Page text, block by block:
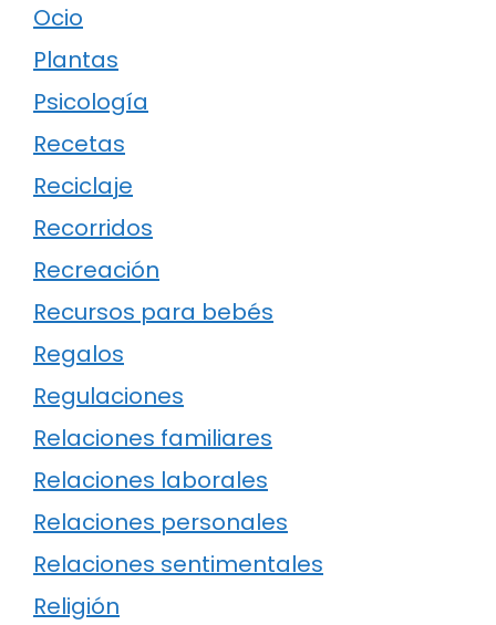
Ocio
Plantas
Psicología
Recetas
Reciclaje
Recorridos
Recreación
Recursos para bebés
Regalos
Regulaciones
Relaciones familiares
Relaciones laborales
Relaciones personales
Relaciones sentimentales
Religión